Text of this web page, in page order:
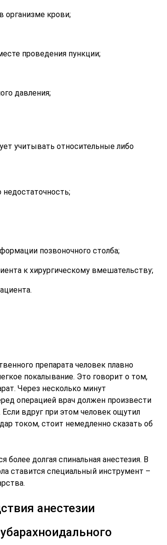
крови;
проведения пункции;
давления;
учитывать относительные либо
позвоночного столба;
к хирургическому вмешательству;
препарата человек плавно
покалывание. Это говорит о том,
Через несколько минут
операцией врач должен произвести
вдруг при этом человек ощутил
током, стоит немедленно сказать об
долгая спинальная анестезия. В
ставится специальный инструмент –
анестезии